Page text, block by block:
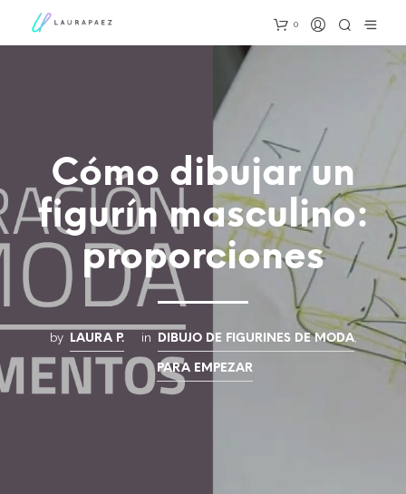
0
Cómo dibujar un
figurín masculino:
proporciones
by LAURA P. in DIBUJO DE FIGURINES DE MODA,
PARA EMPEZAR